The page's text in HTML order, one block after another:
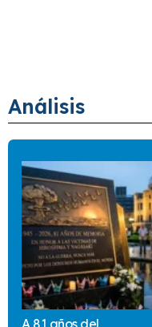
Análisis
A 81 años del